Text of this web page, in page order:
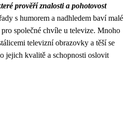
prověří znalosti a pohotovost
s humorem a nadhledem baví malé
společné chvíle u televize. Mnoho
televizní obrazovky a těší se
jejich kvalitě a schopnosti oslovit